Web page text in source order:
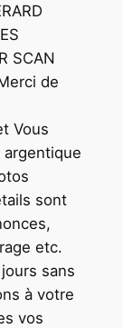
SCAN
de
Vous
sont
etc.
sans
à votre
vos